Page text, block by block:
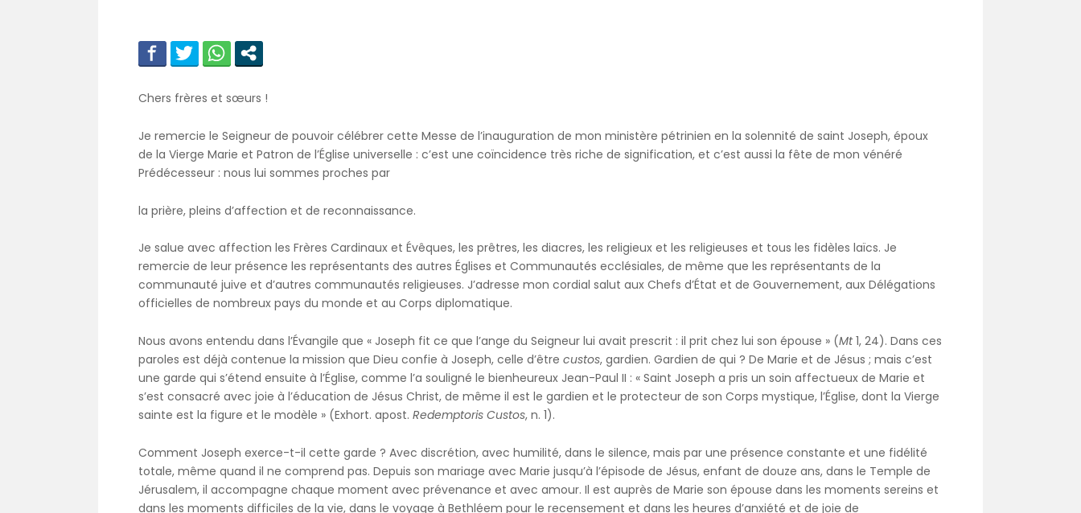
Chers frères et sœurs !
Je remercie le Seigneur de pouvoir célébrer cette Messe de l’inauguration de mon ministère pétrinien en la solennité de saint Joseph, époux
de la Vierge Marie et Patron de l’Église universelle : c’est une coïncidence très riche de signification, et c’est aussi la fête de mon vénéré
Prédécesseur : nous lui sommes proches par
la prière, pleins d’affection et de reconnaissance.
Je salue avec affection les Frères Cardinaux et Évêques, les prêtres, les diacres, les religieux et les religieuses et tous les fidèles laïcs. Je
remercie de leur présence les représentants des autres Églises et Communautés ecclésiales, de même que les représentants de la
communauté juive et d’autres communautés religieuses. J’adresse mon cordial salut aux Chefs d’État et de Gouvernement, aux Délégations
officielles de nombreux pays du monde et au Corps diplomatique.
Nous avons entendu dans l’Évangile que « Joseph fit ce que l’ange du Seigneur lui avait prescrit : il prit chez lui son épouse » (Mt1, 24). Dans ces
paroles est déjà contenue la mission que Dieu confie à Joseph, celle d’être custos, gardien. Gardien de qui ? De Marie et de Jésus ; mais c’est
une garde qui s’étend ensuite à l’Église, comme l’a souligné le bienheureux Jean-Paul II : « Saint Joseph a pris un soin affectueux de Marie et
s’est consacré avec joie à l’éducation de Jésus Christ, de même il est le gardien et le protecteur de son Corps mystique, l’Église, dont la Vierge
sainte est la figure et le modèle » (Exhort. apost. Redemptoris Custos, n. 1).
Comment Joseph exerce-t-il cette garde ? Avec discrétion, avec humilité, dans le silence, mais par une présence constante et une fidélité
totale, même quand il ne comprend pas. Depuis son mariage avec Marie jusqu’à l’épisode de Jésus, enfant de douze ans, dans le Temple de
Jérusalem, il accompagne chaque moment avec prévenance et avec amour. Il est auprès de Marie son épouse dans les moments sereins et
dans les moments difficiles de la vie, dans le voyage à Bethléem pour le recensement et dans les heures d’anxiété et de joie de